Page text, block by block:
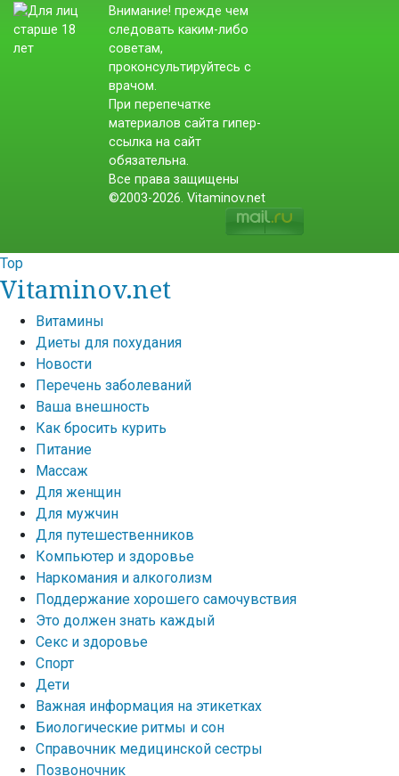
Внимание! прежде чем
следовать каким-либо
советам,
проконсультируйтесь с
врачом.
При перепечатке
материалов сайта гипер-
ссылка на сайт
обязательна.
Все права защищены
©2003-2026. Vitaminov.net
Top
Vitaminov.net
Витамины
Диеты для похудания
Новости
Перечень заболеваний
Ваша внешность
Как бросить курить
Питание
Массаж
Для женщин
Для мужчин
Для путешественников
Компьютер и здоровье
Наркомания и алкоголизм
Поддержание хорошего самочувствия
Это должен знать каждый
Секс и здоровье
Спорт
Дети
Важная информация на этикетках
Биологические ритмы и сон
Справочник медицинской сестры
Позвоночник